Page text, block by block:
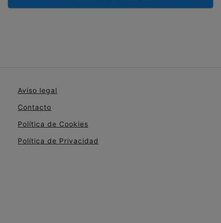
Aviso legal
Contacto
Política de Cookies
Política de Privacidad